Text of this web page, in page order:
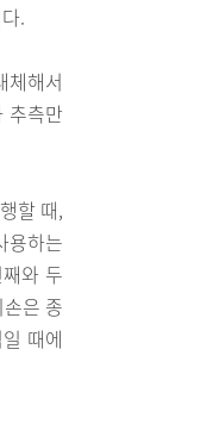
.
체해서
추측만
할 때,
용하는
와 두
은 종
때에